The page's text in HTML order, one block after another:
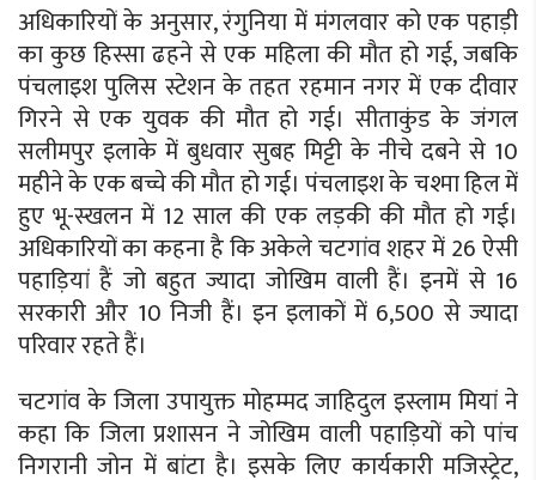
अधिकारियों के अनुसार, रंगुनिया में मंगलवार को एक पहाड़ी
का कुछ हिस्सा ढहने से एक महिला की मौत हो गई, जबकि
पंचलाइश पुलिस स्टेशन के तहत रहमान नगर में एक दीवार
गिरने से एक युवक की मौत हो गई। सीताकुंड के जंगल
सलीमपुर इलाके में बुधवार सुबह मिट्टी के नीचे दबने से 10
महीने के एक बच्चे की मौत हो गई। पंचलाइश के चश्मा हिल में
हुए भू-स्खलन में 12 साल की एक लड़की की मौत हो गई।
अधिकारियों का कहना है कि अकेले चटगांव शहर में 26 ऐसी
पहाड़ियां हैं जो बहुत ज्यादा जोखिम वाली हैं। इनमें से 16
सरकारी और 10 निजी हैं। इन इलाकों में 6,500 से ज्यादा
परिवार रहते हैं।
चटगांव के जिला उपायुक्त मोहम्मद जाहिदुल इस्लाम मियां ने
कहा कि जिला प्रशासन ने जोखिम वाली पहाड़ियों को पांच
निगरानी जोन में बांटा है। इसके लिए कार्यकारी मजिस्ट्रेट,